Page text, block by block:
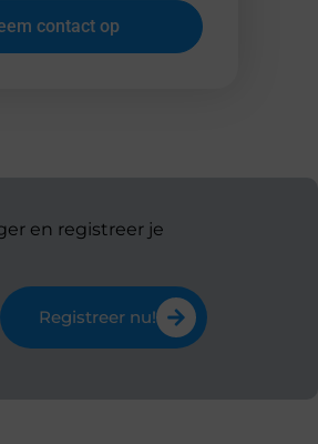
contact op
en registreer je
Registreer nu!